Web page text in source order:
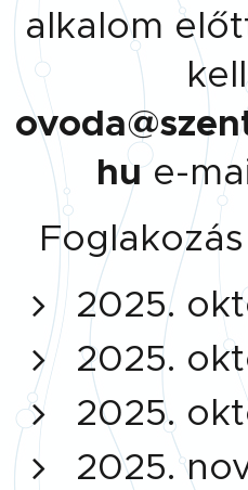
alkalom
hue-
2025.
2025.
2025.
2025.